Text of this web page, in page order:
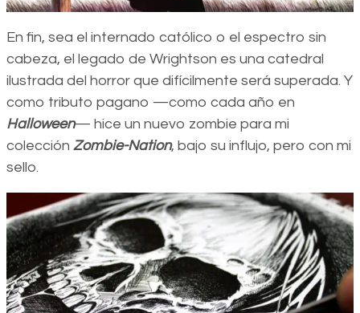
En fin, sea el internado católico o el espectro sin
cabeza, el legado de Wrightson es una catedral
ilustrada del horror que difícilmente será superada. Y
como tributo pagano —como cada año en
Halloween— hice un nuevo zombie para mi
colección Zombie-Nation, bajo su influjo, pero con mi
sello.